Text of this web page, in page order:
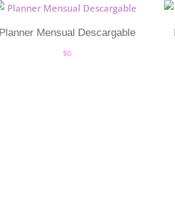
Planner Mensual Descargable
$0